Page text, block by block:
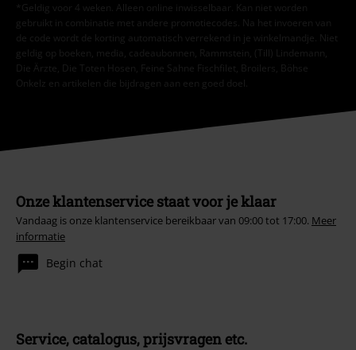
*Geldig voor 4 weken. Alleen online inwisselbaar. Kan niet worden
gebruikt in combinatie met andere promotiecodes. Na het invoeren van
de code wordt de korting automatisch verrekend in je winkelmandje. Niet
geldig op boeken, media, cadeaubonnen, Rammstein, (Till) Lindemann,
Die Ärzte, Die Toten Hosen, Feine Sahne Fischfilet, Broilers, Böhse
Onkelz en artikelen die bijdragen aan een goed doel.
Onze klantenservice staat voor je klaar
Vandaag is onze klantenservice bereikbaar van 09:00 tot 17:00. Meer
informatie
Begin chat
Service, catalogus, prijsvragen etc.